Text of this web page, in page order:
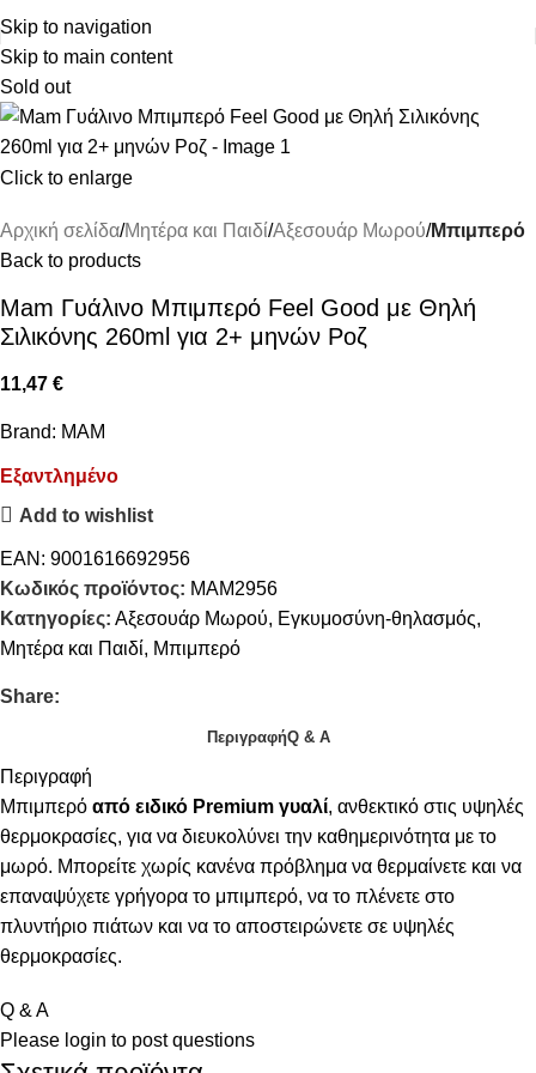
Skip to navigation
Skip to main content
ΔΩΡΕΑΝ ΜΕΤΑΦΟΡΙΚΑ ΑΝΩ ΤΩΝ 45€
Sold out
Click to enlarge
Αρχική σελίδα Μητέρα και Παιδί Αξεσουάρ Μωρού Μπιμπερό
Back to products
Mam Γυάλινο Μπιμπερό Feel Good με Θηλή
Σιλικόνης 260ml για 2+ μηνών Ροζ
11,47 €
Brand: MAM
Εξαντλημένο
Add to wishlist
EAN: 9001616692956
Κωδικός προϊόντος: MAM2956
Κατηγορίες: Αξεσουάρ Μωρού, Εγκυμοσύνη-θηλασμός,
Μητέρα και Παιδί, Μπιμπερό
Share:
ΠεριγραφήQ & A
Περιγραφή
Μπιμπερό από ειδικό Premium γυαλί, ανθεκτικό στις υψηλές
θερμοκρασίες, για να διευκολύνει την καθημερινότητα με το
μωρό. Μπορείτε χωρίς κανένα πρόβλημα να θερμαίνετε και να
επαναψύχετε γρήγορα το μπιμπερό, να το πλένετε στο
πλυντήριο πιάτων και να το αποστειρώνετε σε υψηλές
θερμοκρασίες.
Q & A
Please login to post questions